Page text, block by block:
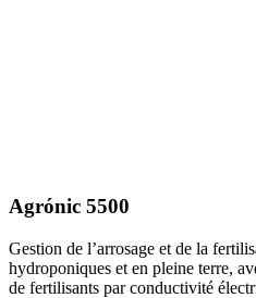
Agrónic 5500
Gestion de l’arrosage et de la
hydroponiques et en pleine terre,
de fertilisants par conductivité